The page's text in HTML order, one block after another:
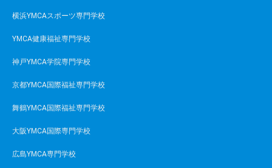
横浜YMCAスポーツ専門学校
YMCA健康福祉専門学校
神戸YMCA学院専門学校
京都YMCA国際福祉専門学校
舞鶴YMCA国際福祉専門学校
大阪YMCA国際専門学校
広島YMCA専門学校